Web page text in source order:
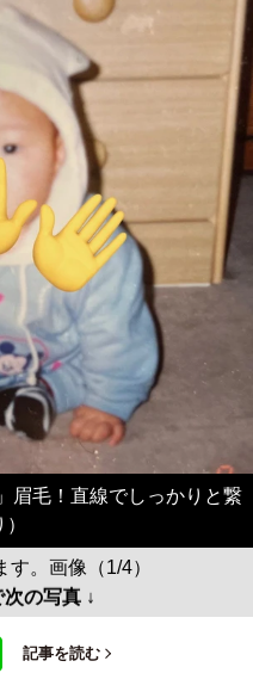
眉毛！直線でしっかりと繋
す。画像（1/4）
の写真 ↓
記事を読む